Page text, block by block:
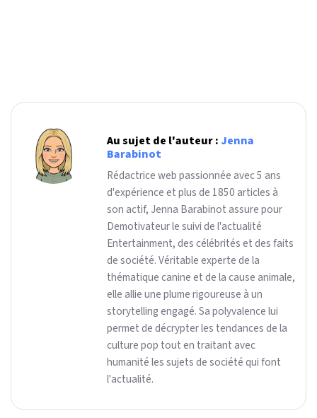
Au sujet de l'auteur : Jenna
Barabinot
Rédactrice web passionnée avec 5 ans
d'expérience et plus de 1850 articles à
son actif, Jenna Barabinot assure pour
Demotivateur le suivi de l'actualité
Entertainment, des célébrités et des faits
de société. Véritable experte de la
thématique canine et de la cause animale,
elle allie une plume rigoureuse à un
storytelling engagé. Sa polyvalence lui
permet de décrypter les tendances de la
culture pop tout en traitant avec
humanité les sujets de société qui font
l'actualité.